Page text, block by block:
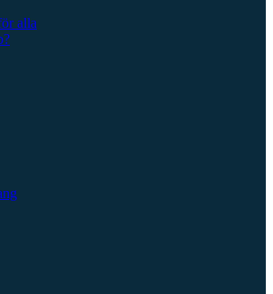
alla